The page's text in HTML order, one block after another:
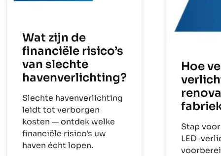
Wat zijn de
financiële risico’s
van slechte
havenverlichting?
Slechte havenverlichting
leidt tot verborgen
kosten — ontdek welke
financiële risico's uw
haven écht lopen.
Hoe
Stap
LED-